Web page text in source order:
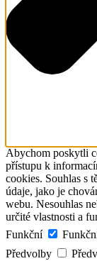
Abychom poskytli
přístupu k
cookies. Souhlas s
údaje, jako je
webu. Nesouhlas
určité vlastnosti a
Funkční
Předvolby